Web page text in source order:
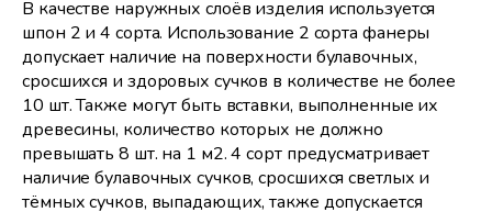
В качестве наружных слоёв изделия используется
шпон 2 и 4 сорта. Использование 2 сорта фанеры
допускает наличие на поверхности булавочных,
сросшихся и здоровых сучков в количестве не более
10 шт. Также могут быть вставки, выполненные их
древесины, количество которых не должно
превышать 8 шт. на 1 м2. 4 сорт предусматривает
наличие булавочных сучков, сросшихся светлых и
тёмных сучков, выпадающих, также допускается